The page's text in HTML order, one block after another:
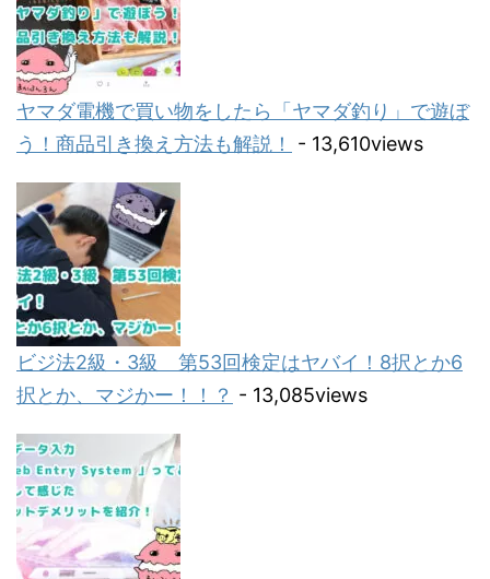
ヤマダ電機で買い物をしたら「ヤマダ釣り」で遊ぼ
う！商品引き換え方法も解説！
- 13,610views
ビジ法2級・3級 第53回検定はヤバイ！8択とか6
択とか、マジかー！！？ - 13,085views